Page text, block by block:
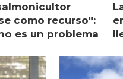
como recurso":
es un problema